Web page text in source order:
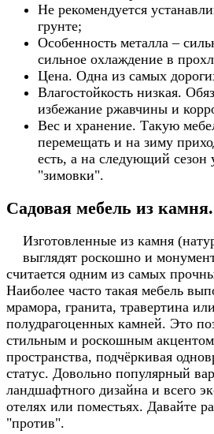
Не рекомендуется
грунте;
Особенность металла –
сильное охлаждение в
Цена. Одна из самых
Влагостойкость низкая.
избежание ржавчины и
Вес и хранение. Такую
перемещать и на зиму
есть, а на следующий сезон
"зимовки".
Садовая мебель из камня.
Изготовленные из камня
выглядят роскошно и
считается одним из самых
Наиболее часто такая мебель
мрамора, гранита, травертина
полудрагоценных камней. Это
стильным и роскошным акцентом
пространства, подчёркивая
статус. Довольно популярный
ландшафтного дизайна и всего
отелях или поместьях. Давайте
"против".